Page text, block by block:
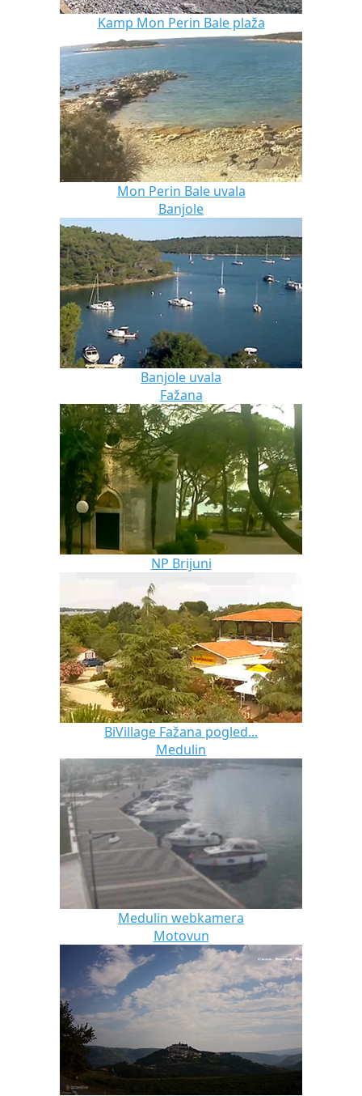
Kamp Mon Perin Bale plaža
Mon Perin Bale uvala
Banjole
Banjole uvala
Fažana
NP Brijuni
BiVillage Fažana pogled...
Medulin
Medulin webkamera
Motovun